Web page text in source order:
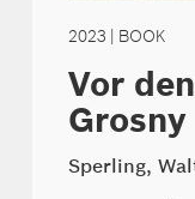
2023 | BOOK
Vor
Grosny
Sperling,